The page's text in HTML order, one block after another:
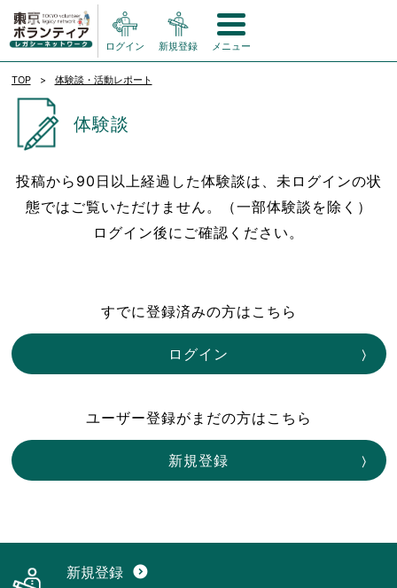
ログイン 新規登録 メニュー
TOP 体験談・活動レポート
体験談
投稿から90日以上経過した体験談は、未ログインの状
態ではご覧いただけません。（一部体験談を除く）
ログイン後にご確認ください。
すでに登録済みの方はこちら
ログイン
ユーザー登録がまだの方はこちら
新規登録
新規登録 expand_circle_down